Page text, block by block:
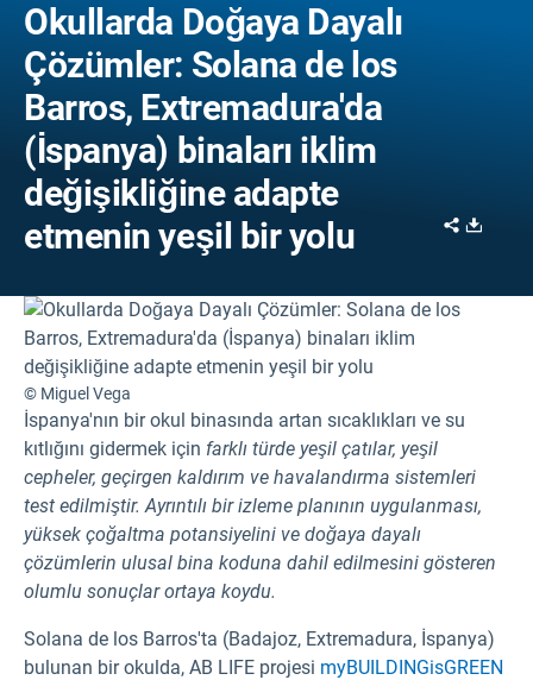
Okullarda Doğaya Dayalı
Çözümler: Solana de los
Barros, Extremadura'da
(İspanya) binaları iklim
değişikliğine adapte
etmenin yeşil bir yolu
Share
© Miguel Vega
İspanya'nın bir okul binasında artan sıcaklıkları ve su
kıtlığını gidermek için farklı türde yeşil çatılar, yeşil
cepheler, geçirgen kaldırım ve havalandırma sistemleri
test edilmiştir. Ayrıntılı bir izleme planının uygulanması,
yüksek çoğaltma potansiyelini ve doğaya dayalı
çözümlerin ulusal bina koduna dahil edilmesini gösteren
olumlu sonuçlar ortaya koydu.
Solana de los Barros'ta (Badajoz, Extremadura, İspanya)
bulunan bir okulda, AB LIFE projesi myBUILDINGisGREEN